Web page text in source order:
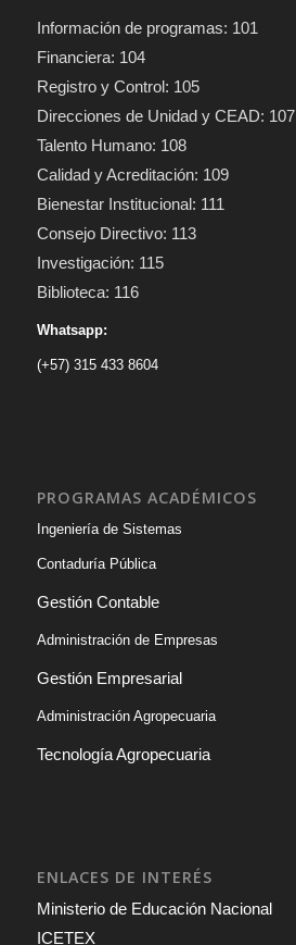
Información de programas: 101
Financiera: 104
Registro y Control: 105
Direcciones de Unidad y CEAD: 107
Talento Humano: 108
Calidad y Acreditación: 109
Bienestar Institucional: 111
Consejo Directivo: 113
Investigación: 115
Biblioteca: 116
Whatsapp:
(+57) 315 433 8604
PROGRAMAS ACADÉMICOS
Ingeniería de Sistemas
Contaduría Pública
Gestión Contable
Administración de Empresas
Gestión Empresarial
Administración Agropecuaria
Tecnología Agropecuaria
ENLACES DE INTERÉS
Ministerio de Educación Nacional
ICETEX